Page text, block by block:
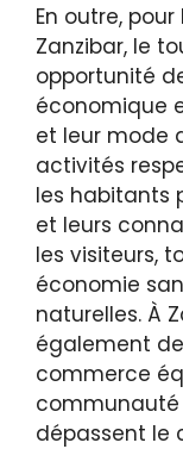
En outre,
Zanzibar, le
opportunité
économique
et leur mode
activités
les habitants
et leurs
les visiteurs,
économie
naturelles. À
également
commerce
dépassent le